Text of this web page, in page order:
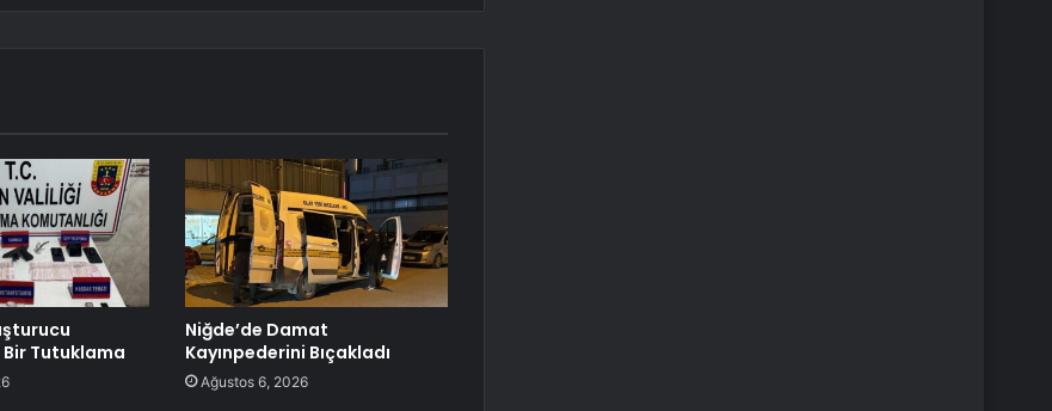
Tutuklama
Niğde’de Damat
Kayınpederini Bıçakladı
Ağustos 6, 2026